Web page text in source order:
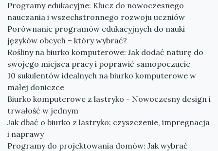
Programy edukacyjne: Klucz do nowoczesnego
nauczania i wszechstronnego rozwoju uczniów
Porównanie programów edukacyjnych do nauki
języków obcych – który wybrać?
Rośliny na biurko komputerowe: Jak dodać naturę do
swojego miejsca pracy i poprawić samopoczucie
10 sukulentów idealnych na biurko komputerowe w
małej doniczce
Biurko komputerowe z lastryko - Nowoczesny design i
trwałość w jednym
Jak dbać o biurko z lastryko: czyszczenie, impregnacja
i naprawy
Programy do projektowania domów: Jak wybrać